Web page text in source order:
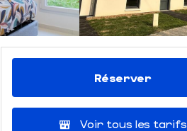
Réserver
Voir tous les tarifs